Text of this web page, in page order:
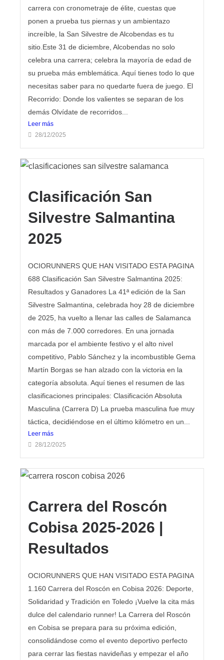
carrera con cronometraje de élite, cuestas que
ponen a prueba tus piernas y un ambientazo
increíble, la San Silvestre de Alcobendas es tu
sitio.Este 31 de diciembre, Alcobendas no solo
celebra una carrera; celebra la mayoría de edad de
su prueba más emblemática. Aquí tienes todo lo que
necesitas saber para no quedarte fuera de juego. El
Recorrido: Donde los valientes se separan de los
demás Olvídate de recorridos...
Leer más
28/12/2025
Clasificación San
Silvestre Salmantina
2025
OCIORUNNERS QUE HAN VISITADO ESTA PAGINA
688 Clasificación San Silvestre Salmantina 2025:
Resultados y Ganadores La 41ª edición de la San
Silvestre Salmantina, celebrada hoy 28 de diciembre
de 2025, ha vuelto a llenar las calles de Salamanca
con más de 7.000 corredores. En una jornada
marcada por el ambiente festivo y el alto nivel
competitivo, Pablo Sánchez y la incombustible Gema
Martín Borgas se han alzado con la victoria en la
categoría absoluta. Aquí tienes el resumen de las
clasificaciones principales: Clasificación Absoluta
Masculina (Carrera D) La prueba masculina fue muy
táctica, decidiéndose en el último kilómetro en un...
Leer más
28/12/2025
Carrera del Roscón
Cobisa 2025-2026 |
Resultados
OCIORUNNERS QUE HAN VISITADO ESTA PAGINA
1.160 Carrera del Roscón en Cobisa 2026: Deporte,
Solidaridad y Tradición en Toledo ¡Vuelve la cita más
dulce del calendario runner! La Carrera del Roscón
en Cobisa se prepara para su próxima edición,
consolidándose como el evento deportivo perfecto
para cerrar las fiestas navideñas y empezar el año